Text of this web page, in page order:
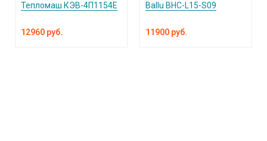
Тепломаш КЭВ-4П1154Е
12960 руб.
Ballu BHC-L15-S09
11900 руб.